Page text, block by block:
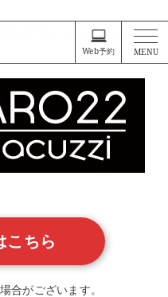
Web予約 MENU
様にプライスレスな体験
こちら
合がございます。